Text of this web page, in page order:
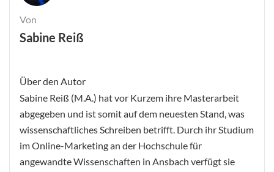
Von
Sabine Reiß
Über den Autor
Sabine Reiß (M.A.) hat vor Kurzem ihre Masterarbeit
abgegeben und ist somit auf dem neuesten Stand, was
wissenschaftliches Schreiben betrifft. Durch ihr Studium
im Online-Marketing an der Hochschule für
angewandte Wissenschaften in Ansbach verfügt sie